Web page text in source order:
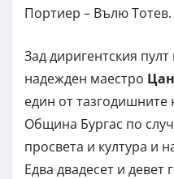
Портиер – Вълю Тотев.
Зад диригентския
надежден маестро
един от тазгодишните
Община Бургас по
просвета и култура и
Едва двадесет и